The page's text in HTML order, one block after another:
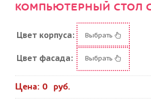
КОМПЬЮТЕРНЫЙ СТОЛ
Цвет корпуса: Выбрать
Цвет фасада: Выбрать
Цена: 0 руб.